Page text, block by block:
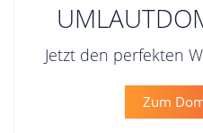
Jetzt den perfekten
Zum